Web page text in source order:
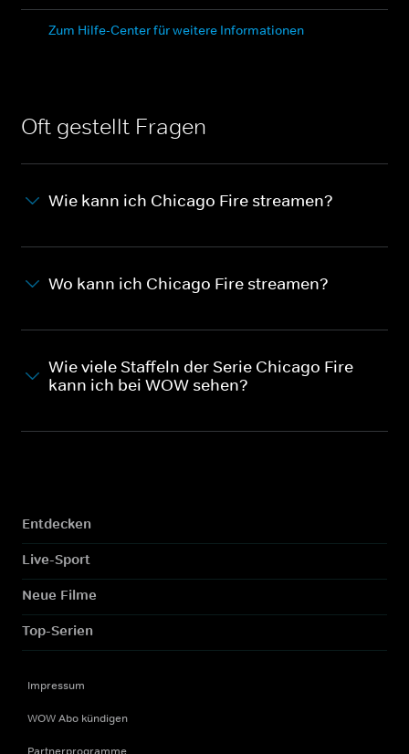
Zum Hilfe-Center für weitere Informationen
Oft gestellt Fragen
Wie kann ich Chicago Fire streamen?
Wo kann ich Chicago Fire streamen?
Wie viele Staffeln der Serie Chicago Fire
kann ich bei WOW sehen?
Entdecken
Live-Sport
Neue Filme
Top-Serien
Impressum
WOW Abo kündigen
Partnerprogramme